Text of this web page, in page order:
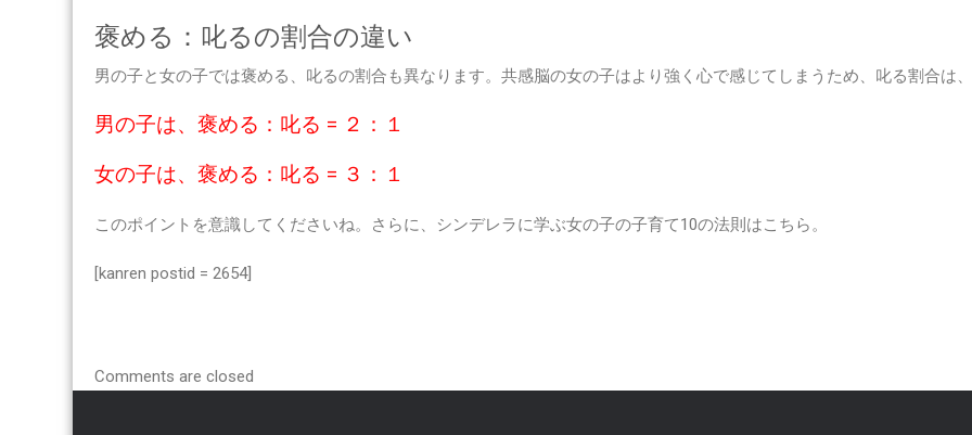
褒める：叱るの割合の違い
男の子と女の子では褒める、叱るの割合も異なります。共感脳の女の子はより強く心で感じてしまうため、叱る割合は
男の子は、褒める：叱る = ２：１
女の子は、褒める：叱る = ３：１
このポイントを意識してくださいね。さらに、シンデレラに学ぶ女の子の子育て10の法則はこちら。
[kanren postid = 2654]
Comments are closed